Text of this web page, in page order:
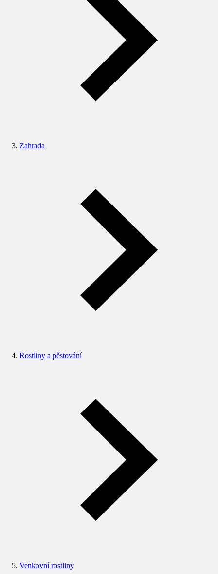
Zahrada
Rostliny a pěstování
Venkovní rostliny